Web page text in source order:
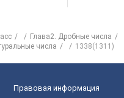
Глава2. Дробные числа
числа 1338(1311)
Правовая информация